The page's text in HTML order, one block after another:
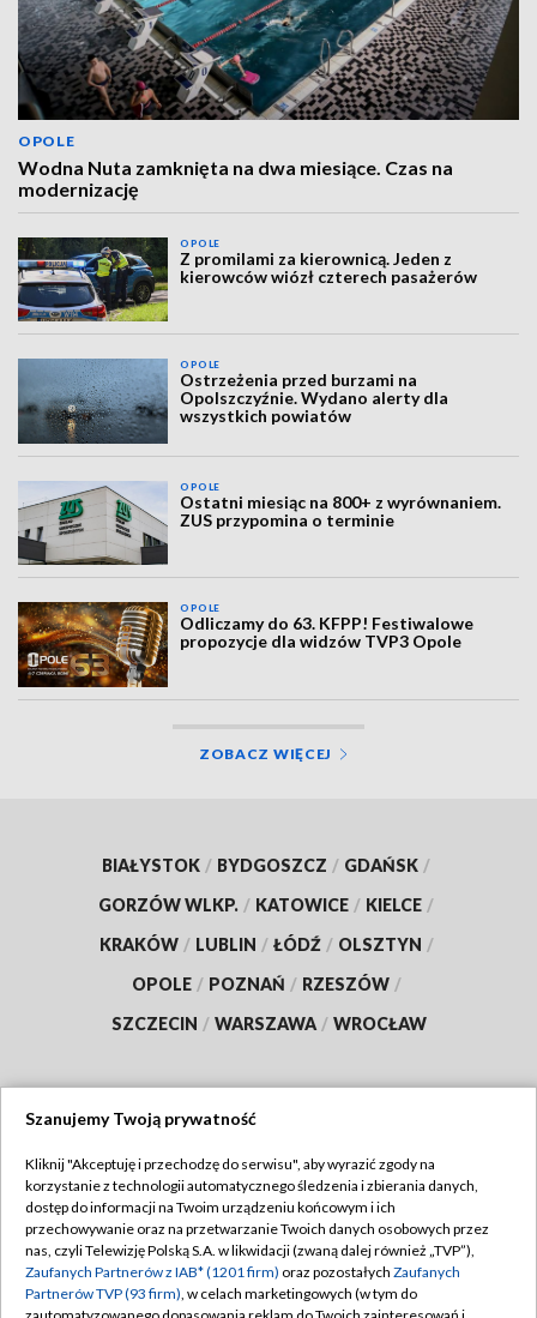
OPOLE
Wodna Nuta zamknięta na dwa miesiące. Czas na
modernizację
OPOLE
Z promilami za kierownicą. Jeden z
kierowców wiózł czterech pasażerów
OPOLE
Ostrzeżenia przed burzami na
Opolszczyźnie. Wydano alerty dla
wszystkich powiatów
OPOLE
Ostatni miesiąc na 800+ z wyrównaniem.
ZUS przypomina o terminie
OPOLE
Odliczamy do 63. KFPP! Festiwalowe
propozycje dla widzów TVP3 Opole
ZOBACZ WIĘCEJ
BIAŁYSTOK / BYDGOSZCZ / GDAŃSK /
GORZÓW WLKP. / KATOWICE / KIELCE /
KRAKÓW / LUBLIN / ŁÓDŹ / OLSZTYN /
OPOLE / POZNAŃ / RZESZÓW /
SZCZECIN / WARSZAWA / WROCŁAW
TVP
Abonament TVP
Emisja w TVP
Centrum informacji TVP
Regulamin TVP
Polityka prywatności
Moje zgody
Szanujemy Twoją prywatność
Kliknij "Akceptuję i przechodzę do serwisu", aby wyrazić zgody na
korzystanie z technologii automatycznego śledzenia i zbierania danych,
dostęp do informacji na Twoim urządzeniu końcowym i ich
przechowywanie oraz na przetwarzanie Twoich danych osobowych przez
nas, czyli Telewizję Polską S.A. w likwidacji (zwaną dalej również „TVP”),
Zaufanych Partnerów z IAB* (1201 firm) oraz pozostałych Zaufanych
Partnerów TVP (93 firm), w celach marketingowych (w tym do